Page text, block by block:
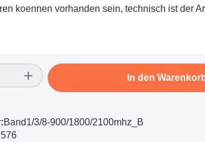
koennen vorhanden sein, technisch ist der
Gib den gewünschten
In den
Band1/3/8-900/1800/2100mhz_B